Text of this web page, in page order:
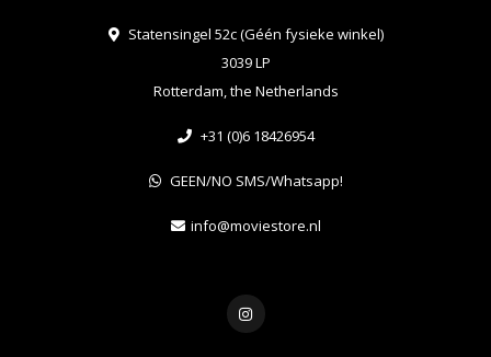
Statensingel 52c (Géén fysieke winkel)
3039 LP
Rotterdam, the Netherlands
+31 (0)6 18426954
GEEN/NO SMS/Whatsapp!
info@moviestore.nl